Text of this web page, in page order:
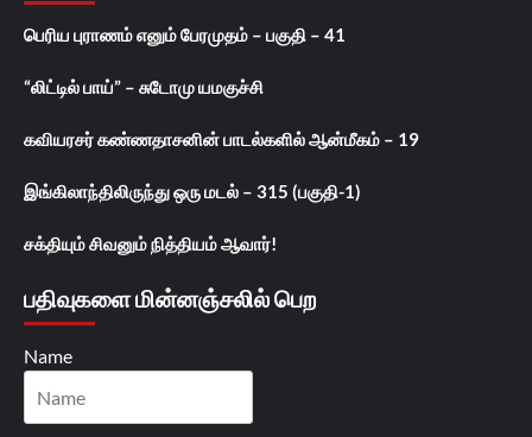
பெரிய புராணம் எனும் பேரமுதம் – பகுதி – 41
“லிட்டில் பாய்” – சுடோமு யமகுச்சி
கவியரசர் கண்ணதாசனின் பாடல்களில் ஆன்மீகம் – 19
இங்கிலாந்திலிருந்து ஒரு மடல் – 315 (பகுதி-1)
சக்தியும் சிவனும் நித்தியம் ஆவார்!
பதிவுகளை மின்னஞ்சலில் பெற
Name